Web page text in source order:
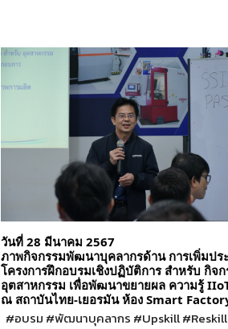
วันที่ 28 มีนาคม 2567
ภาพกิจกรรมพัฒนาบุคลากรด้าน การเพิ่มป
โครงการฝึกอบรมเชิงปฏิบัติการ สำหรับ กิ
อุตสาหกรรม เพื่อพัฒนาขยายผล ความรู้
ณ สถาบันไทย-เยอรมัน ห้อง Smart
#อบรม #พัฒนาบุคลากร #Upskill#Reskill